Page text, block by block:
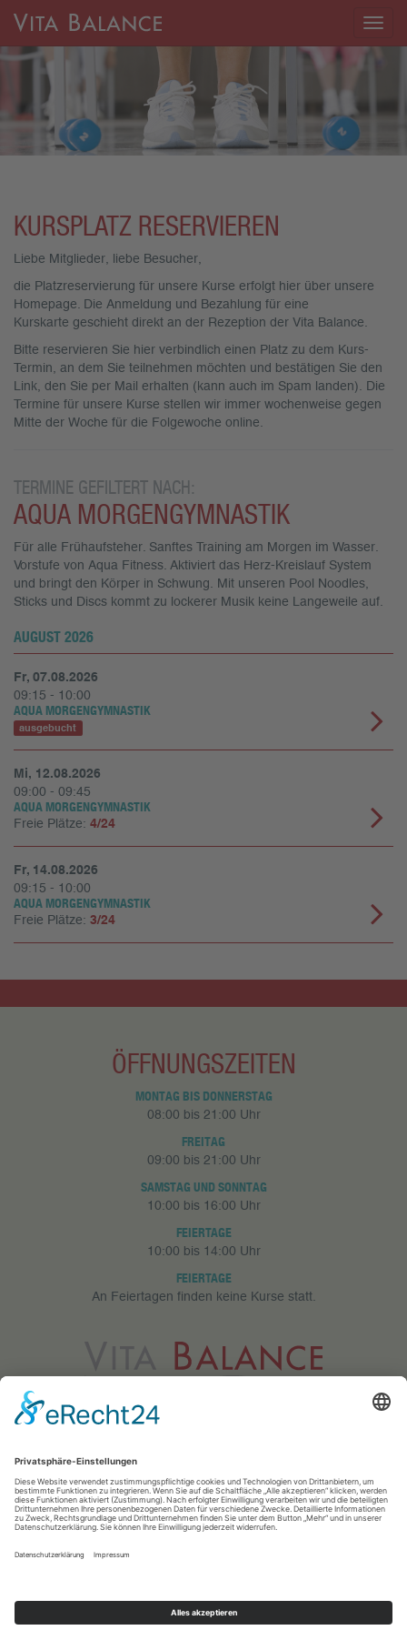
KURSPLATZ RESERVIEREN
Liebe Mitglieder, liebe Besucher,
die Platzreservierung für unsere Kurse erfolgt hier über unsere
Homepage. Die Anmeldung und Bezahlung für eine
Kurskarte geschieht direkt an der Rezeption der Vita Balance.
Bitte reservieren Sie hier verbindlich einen Platz zu dem Kurs-
Termin, an dem Sie teilnehmen möchten und bestätigen Sie den
Link, den Sie per Mail erhalten (kann auch im Spam landen). Die
Termine für unsere Kurse stellen wir immer wochenweise gegen
Mitte der Woche für die Folgewoche online.
TERMINE GEFILTERT NACH:
AQUA MORGENGYMNASTIK
Für alle Frühaufsteher. Sanftes Training am Morgen im Wasser.
Vorstufe von Aqua Fitness. Aktiviert das Herz-Kreislauf System
und bringt den Körper in Schwung. Mit unseren Pool Noodles,
Sticks und Discs kommt zu lockerer Musik keine Langeweile auf.
AUGUST 2026
Fr, 07.08.2026
09:15 - 10:00
AQUA MORGENGYMNASTIK
ausgebucht
Mi, 12.08.2026
09:00 - 09:45
AQUA MORGENGYMNASTIK
Freie Plätze: 4/24
Fr, 14.08.2026
09:15 - 10:00
AQUA MORGENGYMNASTIK
Freie Plätze: 3/24
ÖFFNUNGSZEITEN
MONTAG BIS DONNERSTAG
08:00 bis 21:00 Uhr
FREITAG
09:00 bis 21:00 Uhr
SAMSTAG UND SONNTAG
10:00 bis 16:00 Uhr
FEIERTAGE
10:00 bis 14:00 Uhr
FEIERTAGE
An Feiertagen finden keine Kurse statt.
Meerfeldstr. 73
68163 Mannheim
0621 83 25 433